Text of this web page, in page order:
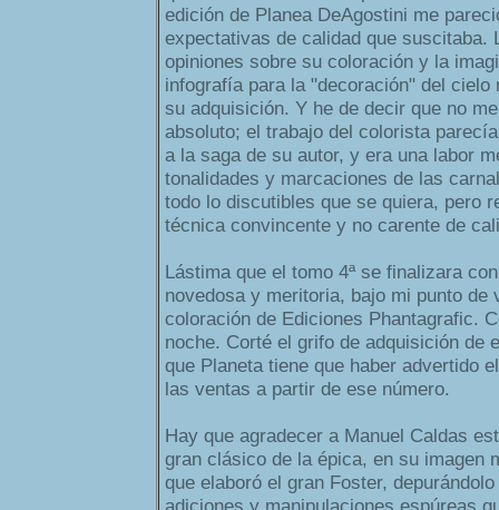
edición de Planea DeAgostini me
expectativas de calidad que suscitaba.
opiniones sobre su coloración y la
infografía para la "decoración" del cielo
su adquisición. Y he de decir que no
absoluto; el trabajo del colorista
a la saga de su autor, y era una labor
tonalidades y marcaciones de las
todo lo discutibles que se quiera, pero
técnica convincente y no carente de
Lástima que el tomo 4ª se finalizara
novedosa y meritoria, bajo mi punto
coloración de Ediciones Phantagrafic.
noche. Corté el grifo de adquisición de
que Planeta tiene que haber advertido
las ventas a partir de ese número.
Hay que agradecer a Manuel Caldas
gran clásico de la épica, en su imagen
que elaboró el gran Foster,